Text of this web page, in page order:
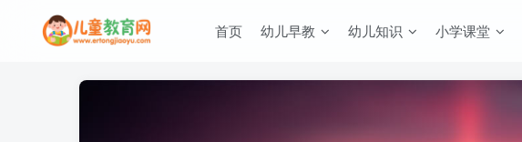
首页 幼儿早教 幼儿知识 小学课堂